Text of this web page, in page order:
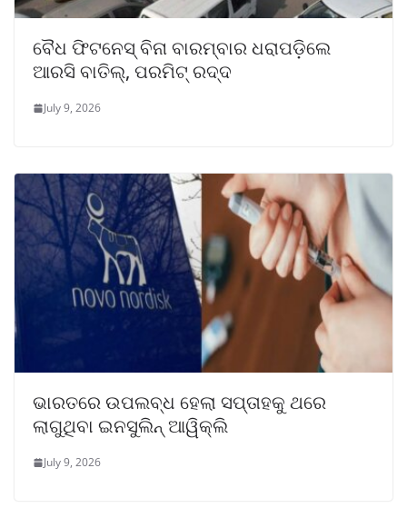
ବୈଧ ଫିଟନେସ୍ ବିନା ବାରମ୍ବାର ଧରାପଡ଼ିଲେ
ଆରସି ବାତିଲ୍, ପରମିଟ୍ ରଦ୍ଦ
July 9, 2026
ଭାରତରେ ଉପଲବ୍ଧ ହେଲା ସପ୍ତାହକୁ ଥରେ
ଲାଗୁଥିବା ଇନସୁଲିନ୍ ଆୱିକ୍ଲି
July 9, 2026